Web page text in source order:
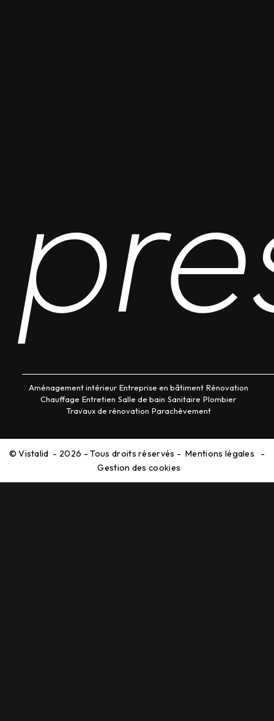
Aménagement intérieur Entreprise en bâtiment Rénovation
Chauffage Entretien Salle de bain Sanitaire Plombier
Travaux de rénovation Parachèvement
©Vistalid - 2026 - Tous droits réservés - Mentions légales
-
Gestion des cookies